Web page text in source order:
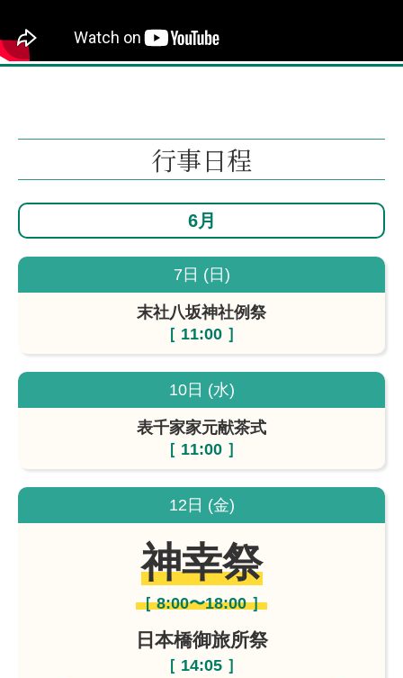
行事日程
6月
7日 (日)
末社八坂神社例祭
［ 11:00 ］
10日 (水)
表千家家元献茶式
［ 11:00 ］
12日 (金)
神幸祭
［ 8:00〜18:00 ］
日本橋御旅所祭
［ 14:05 ］